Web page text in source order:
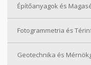
Építőanyagok és
Fotogrammetria és
Geotechnika és